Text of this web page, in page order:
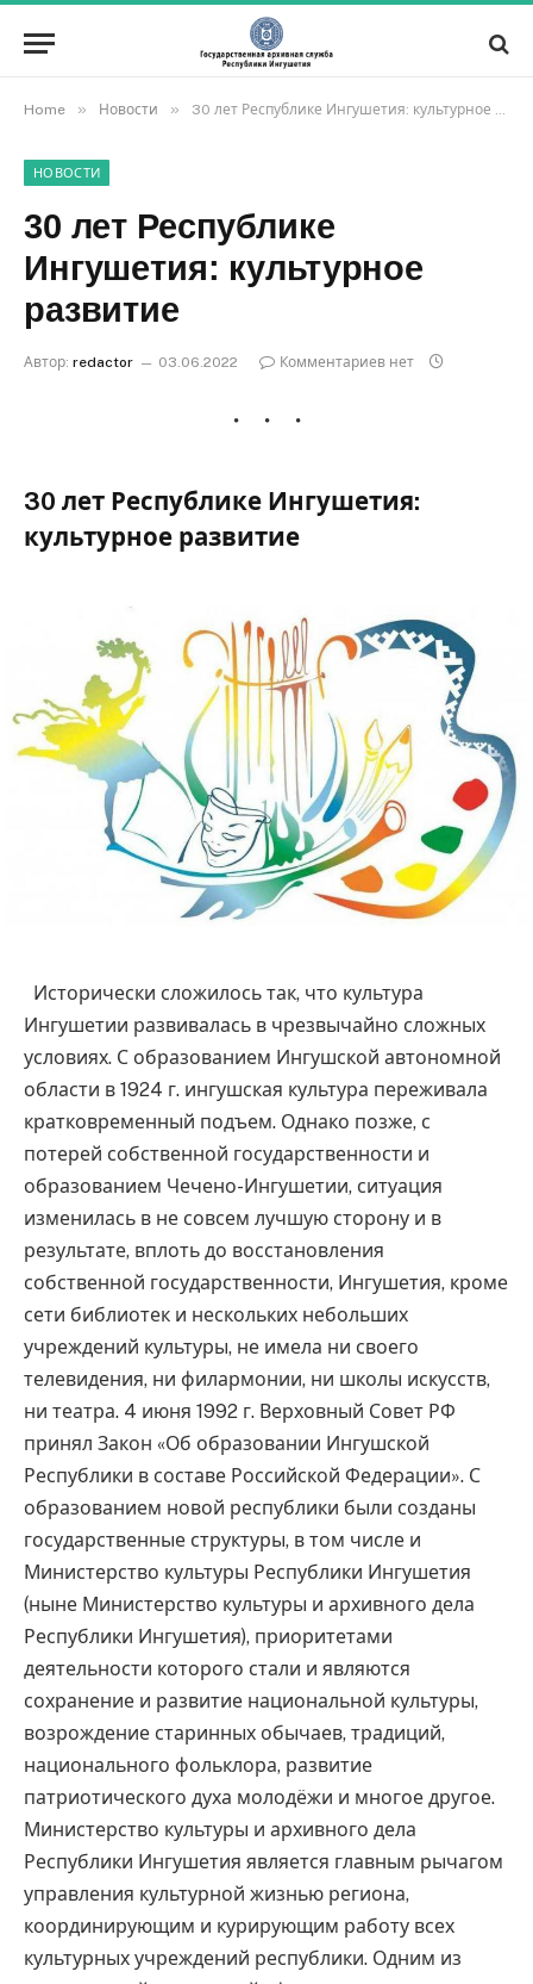
Home » Новости » 30 лет Республике Ингушетия: культурное развитие
НОВОСТИ
30 лет Республике
Ингушетия: культурное
развитие
Автор: redactor 03.06.2022 Комментариев нет
30 лет Республике Ингушетия:
культурное развитие
Исторически сложилось так, что культура Ингушетии развивалась в чрезвычайно сложных условиях. С образованием Ингушской автономной области в 1924 г. ингушская культура переживала кратковременный подъем. Однако позже, с потерей собственной государственности и образованием Чечено-Ингушетии, ситуация изменилась в не совсем лучшую сторону и в результате, вплоть до восстановления собственной государственности, Ингушетия, кроме сети библиотек и нескольких небольших учреждений культуры, не имела ни своего телевидения, ни филармонии, ни школы искусств, ни театра. 4 июня 1992 г. Верховный Совет РФ принял Закон «Об образовании Ингушской Республики в составе Российской Федерации». С образованием новой республики были созданы государственные структуры, в том числе и Министерство культуры Республики Ингушетия (ныне Министерство культуры и архивного дела Республики Ингушетия), приоритетами деятельности которого стали и являются сохранение и развитие национальной культуры, возрождение старинных обычаев, традиций, национального фольклора, развитие патриотического духа молодёжи и многое другое. Министерство культуры и архивного дела Республики Ингушетия является главным рычагом управления культурной жизнью региона, координирующим и курирующим работу всех культурных учреждений республики. Одним из направлений культурной сферы является театральное искусство. Новый этап в развитии театральной жизни Ингушетии начался с создания трех государственных театров: Ингушского драматического театра им. И. Базоркина в 1993 г., Ингушского театра юного зрителя в 1994 году, Русского драматического театра «Современник» в 1998 г. Популярность театров среди населения в 90-е годы была большая. Об этом говорило постоянно возраставшее количество посетителей театров. В 1996 г. театры посетили 21,8 тыс. чел., в 1998 г. – 47,2 тыс. чел., а в 2000 г. – 61,7 тыс. чел. Сегодня в репертуаре театров Ингушетии спектакли по пьесам ингушских авторов и произведения мировой классики. Ежегодно в театры приходят выпускники лучших театральных вузов страны. Театры принимают участие во многих театральных фестивалях Северного Кавказа и России, и также участвуют в международных проектах. В 1998 г. на основе авторского проекта режиссёра М. М. Дзортовой в Ингушетии было создано творческое объединение «Зокх», основными целями и задачами которого были: пропаганда народного юмора и фольклора, возрождение и сохранение народных обычаев, традиций и национального колорита. В регионе с 1990-х годов функционирует Государственная филармония (в ее состав входят несколько творческих коллективов: оркестр народных инструментов, женская вокальная группа, духовная группа «Назым», казачий хор, ансамбль танца «Эрзи» и т.д.). Танцевальная культура ингушского народа многообразна и восходит к глубокой древности. В танце народа выражены его характер, культура, темперамент, грация. С образованием республики появился целый ряд танцевальных ансамблей, так в 1993 г. был образован Государственный ансамбль народного танца «Ингушетия», искусство которого являлось ярким воплощением образа горского народа. Коллектив ансамбля создал большую зрелищную концертную программу, основанную на фольклорной музыке и хореографии ингушского народа. В репертуаре ансамбля также танцы народов Кавказа. Коллектив с гастролями побывал во многих регионах России и СНГ, Ираке, Израиле, Польше, Турции и Италии. По истечении некоторого времени начал функционировать Государственный фольклорно-этнографический ансамбль танца и песни «Магас». В первые же годы своего существования громко о себе заявил и детский хореографический ансамбль «Зори Ингушетии», ставший в 2000 году лауреатом Международного детского фестиваля «Дети ‒ вчера, сегодня, завтра», прошедшего в г. Анкара. В республике существуют 4 государственных музея: Ингушский государственный музей краеведения, Джейрахско-Ассинский государственный историко-архитектурный и природный музей-заповедник, Государственный музей изобразительных искусств, Мемориальный комплекс памяти жертв политических репрессий, кроме того, плодотворно работают Дом народного творчества, Археологический центр им. Е. И. Крупнова, Национальная библиотека, ряд массовых библиотек, колледж искусств, несколько детских художественных школ, школ искусств, Домов культуры и т.д. В 2020 году музеи и выставочные залы республики посетило около 120 тысяч человек. Особой гордостью ингушского народа является Джейрахско-Ассинский государственный историко-архитектурный и природный музей-заповедник под открытым небом. Горная Ингушетия – это уникальная экосистема, богатая флорой и фауной, живописным ландшафтом. В 1993 г. была учреждена республиканская библиотека. В 1999 г. постановлением Правительства Республики Ингушетия ей был придан статус национальной. Для библиотеки наступил новый этап развития, способствовавший решению назревших проблем, качественным изменениям и появлению новых приоритетов. Участие библиотек Ингушетии в мега проекте Фонд Сороса «Пушкинская библиотека» дало возможность пополнить библиотечные фонды как Национальной библиотеки, так и библиотек школ и высших учебных заведений. Библиотечный фонд республики составил в 2020 году более 670 тысяч экземпляров. Значительное место в сфере культуры и искусства Республики Ингушетия занимают образовательные учреждения: Государственный колледж искусств, Студия искусств, Культурно-технический центр, Студия эстрады. Большую роль в организации культурной жизни республики играют и творческие союзы. В Ингушетии они были представлены либо своими отделениями, либо самостоятельными организациями по существу все имеющиеся в Российской Федерации творческие союзы: Союз писателей, Союз композиторов, Союз художников, Союз театральных деятелей, Союз журналистов, Союз кинематографистов, ‒ которые объединяют творческих работников. Правительством Республики Ингушетия разрабатывался и реализовывался ряд программ в области развития культуры. Так, осуществлялись такие программы как «Межнациональное культурное сотрудничество», «Дети и мировая культура», «Национальная культура», «Ингушская культура и самосознание» и др. Согласно постановлению Правительства РИ «О первоочередных мероприятиях по улучшению работы учреждений культуры и искусства Республики Ингушетия», учреждениям культуры стали выделяться государственные дотации, что позволило им значительно улучшить материально-техническую базу, создать приемлемые условия для осуществления их деятельности и проведения концертно-зрелищных мероприятий на хорошем организационно-творческом уровне. Для решения вопроса укомплектованности учреждений культуры квалифицированными специалистами и достижения определённого уровня развития профессионального исполнительного искусства в республике велась и ведется работа по установлению контактов и сотрудничества с различными учебными заведениями культуры и искусства Российской Федерации. Регулярно стали направляться абитуриенты из Ингушетии на целевой основе в: Санкт-Петербургскую Академию театрального искусства, Российскую Академию театрального искусства в Москве, Краснодарский государственный университет культуры и искусств, Ростовский техникум кино и телевидения и другие вузы и сузы культуры. В 2003 г. была также начата работа по отбору одарённых детей для направления на обучение в Центральную музыкальную школу – лицей при Государственной Санкт-Петербургской консерватории им. Н. А. Римского-Корсакова. Специально для развития ингушской культуры и киноиндустрии в 2005 году была организована ингушская киностудия «Магасфильм», на которой уже в 2006 году создан первый фильм «Мелодии гор». В 2008 г. по инициативе группы ингушских артистов распоряжением Правительства Республики Ингушетия была создана «Студия театра и кино «Барт» (с ингуш. «Согласие») — государственное учреждение культуры, осуществляющее организацию театральных постановок и производство короткометражных фильмов, телевизионных передач и различных других проектов. Целью творческого объединения является пропаганда и развитие в Республике Ингушетия национальной культуры и искусства, а также киноиндустрии, актёрского мастерства и театральной деятельности. Широкую известность «Студия театра и кино «Барт»» получила в 2012 году, в частности после визита в Ингушетию члена немецкой секции Международного театрального института, режиссёра Петера Крюгера и доцента Мэтис Шрадер и инициировании ими проведения в республике культурных мероприятий в рамках «Года Германии в России». Так с 10 по 17 сентября 2012 года коллектив Студии «Барт» совместно с режиссёром Петером Крюгером организовал и провел проект «Немецкие дни в Ингушетии» и «Дни с Бертольтом Брехтом». С 22 по 25 октября 2014 г. в Ингушетии прошёл первый ежегодный Международный кинофестиваль «Золотая башня». В рамках кинофестиваля в показы были включены фильмы из восьми стран мира: России, Азербайджана, Ирана, Германии, Китая, Белоруссии, Вьетнама, Финляндии, и документальное кино Республики Ингушетия. От Ингушетии были включены фильмы: «Забытые герои Бреста» (С.Мамилов, В.Микеладзе), фильм «Ингушетия – страна башен и легенд» (режиссер Магомед Амирханов) и документальный фильм «Кавказский рыцарь» (режиссер Лолита Хашиева). 21 сентября 2015 года в столице Ингушетии Магасе состоялось торжественное открытие Центра культурного развития, предназначенного для проведения культурно-массовых мероприятий и творческого развития детей и молодежи. Ведется работа и по возрождению народных промыслов ингушей. Центрами развития национального декоративно-прикладного искусства стали дома народного творчества. Ярким примером развития этого направления культуры является возрождение войлочного ковроделия. В 2018 году по инициативе этнографа Зейнеп Дзараховой и при поддержке Министерства культуры в регионе был дан старт производству истингов (войлочных ковров с ингушским национальным орнаментом) в небольших мастерских. И сегодня истинги пользуются популярностью у ценителей национального прикладного искусства. В регионе ведется большая работа по организации культурно-досугового развития. С 2015 по 2020 годы количеств